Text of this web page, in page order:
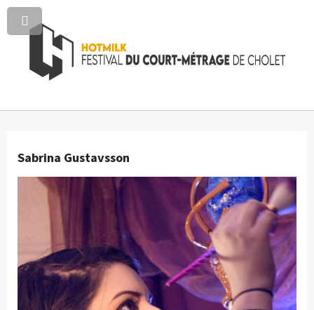
Sabrina Gustavsson